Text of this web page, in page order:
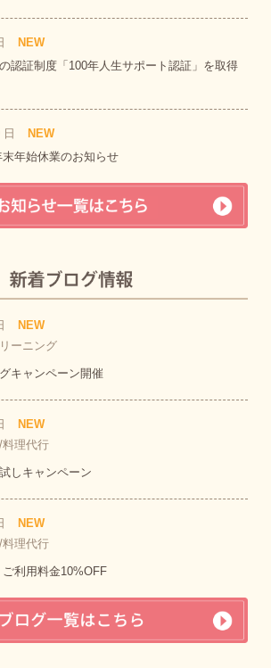
NEW
認証制度「100年人生サポート認証」を取得
NEW
年始休業のお知らせ
NEW
ーニング
キャンペーン開催
NEW
料理代行
しキャンペーン
NEW
料理代行
利用料金10%OFF